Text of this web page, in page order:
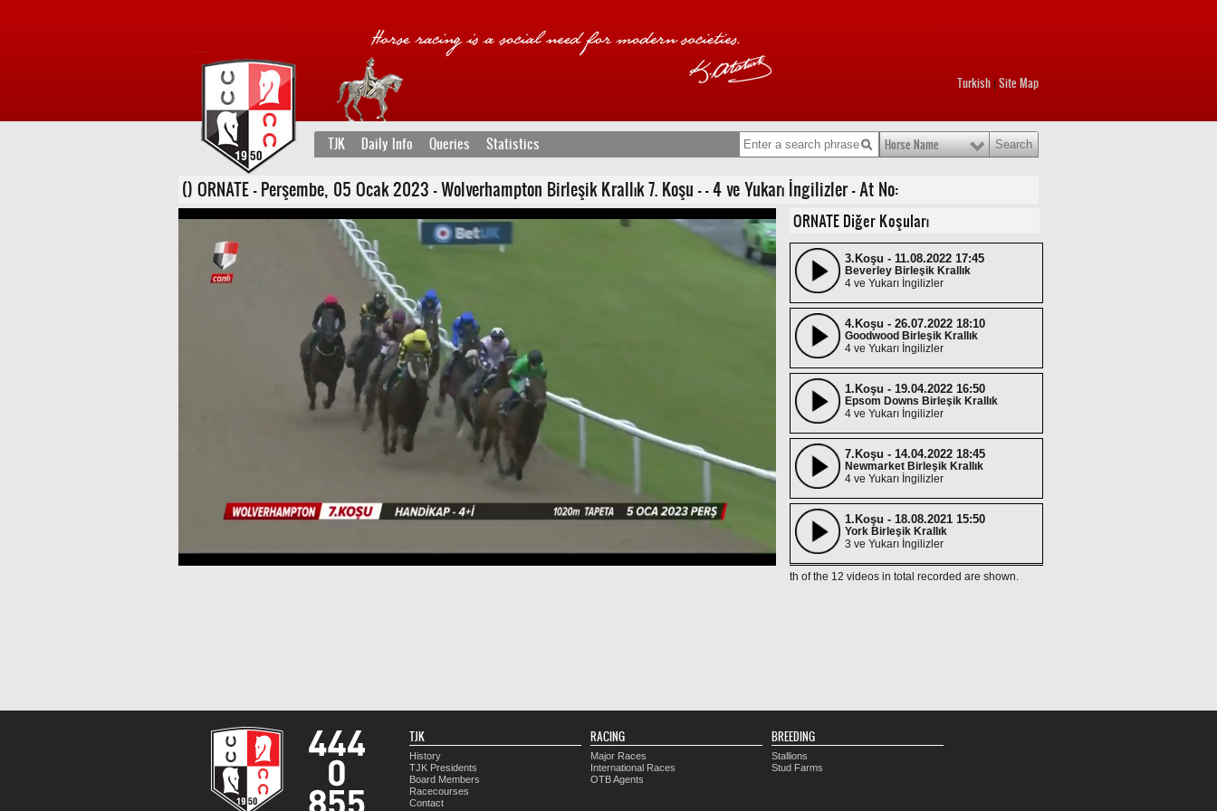
Turkish Site Map
TJK Daily Info Queries Statistics Horse Name
() ORNATE - Perşembe, 05 Ocak 2023 - Wolverhampton Birleşik Krallık 7. Koşu - - 4 ve Yukarı İngilizler - At No:
ORNATE Diğer Koşuları
3.Koşu - 11.08.2022 17:45
Beverley Birleşik Krallık
4 ve Yukarı İngilizler
4.Koşu - 26.07.2022 18:10
Goodwood Birleşik Krallık
4 ve Yukarı İngilizler
1.Koşu - 19.04.2022 16:50
Epsom Downs Birleşik Krallık
4 ve Yukarı İngilizler
7.Koşu - 14.04.2022 18:45
Newmarket Birleşik Krallık
4 ve Yukarı İngilizler
1.Koşu - 18.08.2021 15:50
York Birleşik Krallık
3 ve Yukarı İngilizler
4.Koşu - 30.07.2021 17:35
3.Koşu - 15.06.2021 17:40
King's Stand Stakes
th of the 12 videos in total recorded are shown.
TJK
History
TJK Presidents
Board Members
Racecourses
Contact
RACING
Major Races
International Races
OTB Agents
BREEDING
Stallions
Stud Farms